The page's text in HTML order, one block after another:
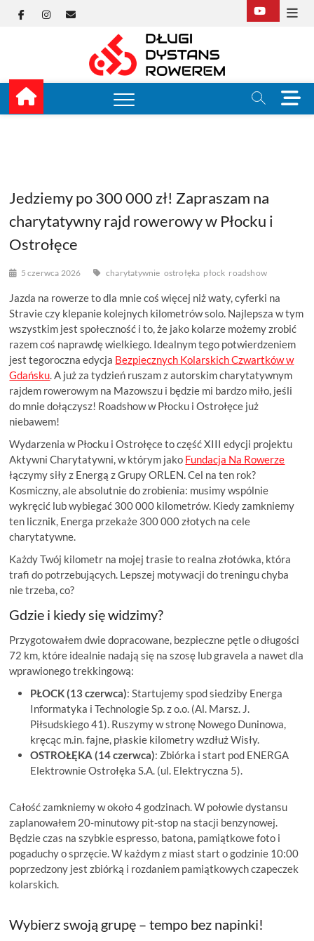
Facebook
Instagram
E-
Długi
M
e
Jedziemy po 300 000 zł! Zapraszam na
charytatywny rajd rowerowy w Płocku i
Ostrołęce
5 czerwca 2026 charytatywnie ostrołęka płock roadshow
Jazda na rowerze to dla mnie coś więcej niż waty, cyferki na
Stravie czy klepanie kolejnych kilometrów solo. Najlepsza w tym
wszystkim jest społeczność i to, że jako kolarze możemy zrobić
razem coś naprawdę wielkiego. Idealnym tego potwierdzeniem
jest tegoroczna edycja Bezpiecznych Kolarskich Czwartków w
Gdańsku. A już za tydzień ruszam z autorskim charytatywnym
rajdem rowerowym na Mazowszu i będzie mi bardzo miło, jeśli
do mnie dołączysz! Roadshow w Płocku i Ostrołęce już
niebawem!
Wydarzenia w Płocku i Ostrołęce to część XIII edycji projektu
Aktywni Charytatywni, w którym jako Fundacja Na Rowerze
łączymy siły z Energą z Grupy ORLEN. Cel na ten rok?
Kosmiczny, ale absolutnie do zrobienia: musimy wspólnie
wykręcić lub wybiegać 300 000 kilometrów. Kiedy zamkniemy
ten licznik, Energa przekaże 300 000 złotych na cele
charytatywne.
Każdy Twój kilometr na mojej trasie to realna złotówka, która
trafi do potrzebujących. Lepszej motywacji do treningu chyba
nie trzeba, co?
Gdzie i kiedy się widzimy?
Przygotowałem dwie dopracowane, bezpieczne pętle o długości
72 km, które idealnie nadają się na szosę lub gravela a nawet dla
wprawionego trekkingową:
PŁOCK (13 czerwca): Startujemy spod siedziby Energa
Informatyka i Technologie Sp. z o.o. (Al. Marsz. J.
Piłsudskiego 41). Ruszymy w stronę Nowego Duninowa,
kręcąc m.in. fajne, płaskie kilometry wzdłuż Wisły.
OSTROŁĘKA (14 czerwca): Zbiórka i start pod ENERGA
Elektrownie Ostrołęka S.A. (ul. Elektryczna 5).
Całość zamkniemy w około 4 godzinach. W połowie dystansu
zaplanowałem 20-minutowy pit-stop na stacji benzynowej.
Będzie czas na szybkie espresso, batona, pamiątkowe foto i
pogaduchy o sprzęcie. W każdym z miast start o godzinie 10:00
poprzedzony jest zbiórką i rozdaniem pamiątkowych czapeczek
kolarskich.
Wybierz swoją grupę – tempo bez napinki!